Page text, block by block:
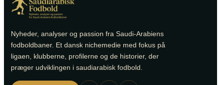
Nyheder, analyser og passion fra Saudi-Arabiens
fodboldbaner. Et dansk nichemedie med fokus på
ligaen, klubberne, profilerne og de historier, der
præger udviklingen i saudiarabisk fodbold.